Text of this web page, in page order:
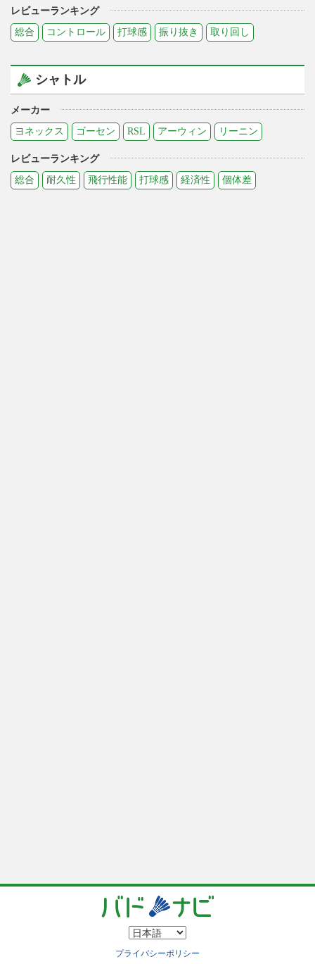
レビューランキング
総合
コントロール 打球感 振り抜き 取り回し
シャトル
メーカー
ヨネックス
ゴーセン RSL アーウィン リーニン
レビューランキング
総合
耐久性 飛行性能 打球感 経済性 個体差
プライバシーポリシー